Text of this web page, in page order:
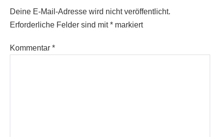
Deine E-Mail-Adresse wird nicht veröffentlicht.
Erforderliche Felder sind mit* markiert
Kommentar *